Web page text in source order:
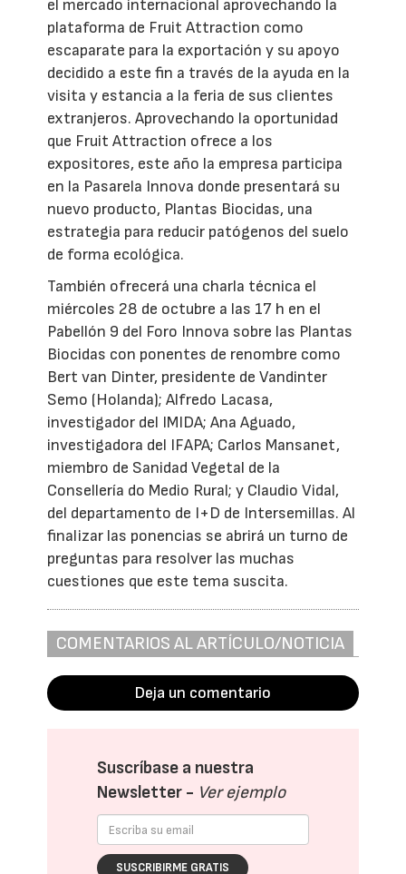
el mercado internacional aprovechando la
plataforma de Fruit Attraction como
escaparate para la exportación y su apoyo
decidido a este fin a través de la ayuda en la
visita y estancia a la feria de sus clientes
extranjeros. Aprovechando la oportunidad
que Fruit Attraction ofrece a los
expositores, este año la empresa participa
en la Pasarela Innova donde presentará su
nuevo producto, Plantas Biocidas, una
estrategia para reducir patógenos del suelo
de forma ecológica.
También ofrecerá una charla técnica el
miércoles 28 de octubre a las 17 h en el
Pabellón 9 del Foro Innova sobre las Plantas
Biocidas con ponentes de renombre como
Bert van Dinter, presidente de Vandinter
Semo (Holanda); Alfredo Lacasa,
investigador del IMIDA; Ana Aguado,
investigadora del IFAPA; Carlos Mansanet,
miembro de Sanidad Vegetal de la
Consellería do Medio Rural; y Claudio Vidal,
del departamento de I+D de Intersemillas. Al
finalizar las ponencias se abrirá un turno de
preguntas para resolver las muchas
cuestiones que este tema suscita.
COMENTARIOS AL ARTÍCULO/NOTICIA
Deja un comentario
Suscríbase a nuestra
Newsletter - Ver ejemplo
SUSCRIBIRME GRATIS